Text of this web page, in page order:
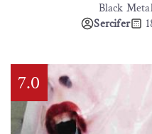
Black
Sercifer
7.0